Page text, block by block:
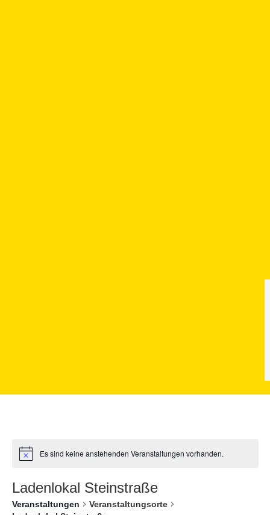
Es sind keine anstehenden Veranstaltungen vorhanden.
Ladenlokal Steinstraße
Veranstaltungen
Veranstaltungsorte